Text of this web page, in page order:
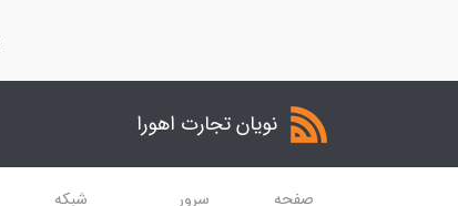
نویان تجارت اهورا
صفحه
سرور
شبکه